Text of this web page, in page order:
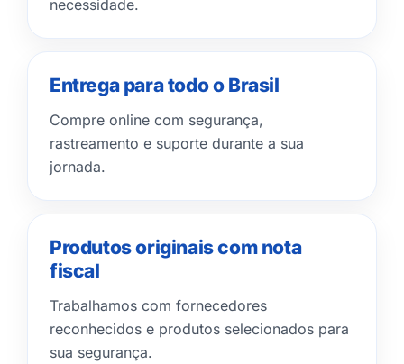
necessidade.
Entrega para todo o Brasil
Compre online com segurança,
rastreamento e suporte durante a sua
jornada.
Produtos originais com nota
fiscal
Trabalhamos com fornecedores
reconhecidos e produtos selecionados para
sua segurança.